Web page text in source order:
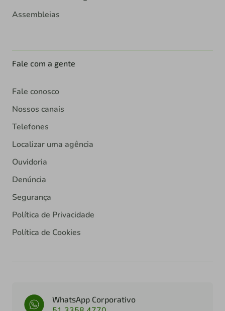
Assembleias
Fale com a gente
Fale conosco
Nossos canais
Telefones
Localizar uma agência
Ouvidoria
Denúncia
Segurança
Política de Privacidade
Política de Cookies
WhatsApp Corporativo